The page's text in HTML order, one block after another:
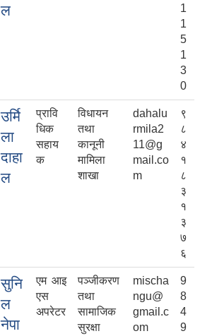
ल
1
1
5
1
3
0
उर्मि
ला
दाहा
ल
प्रावि
धिक
सहाय
क
विधायन
तथा
कानूनी
मामिला
शाखा
dahalu
rmila2
11@g
mail.co
m
९
८
४
१
८
३
१
३
७
६
सुनि
ल
नेपा
एम‍ आइ
एस
अपरेटर
पञ्जीकरण
तथा
सामाजिक
सुरक्षा
mischa
ngu@
gmail.c
om
9
8
4
9